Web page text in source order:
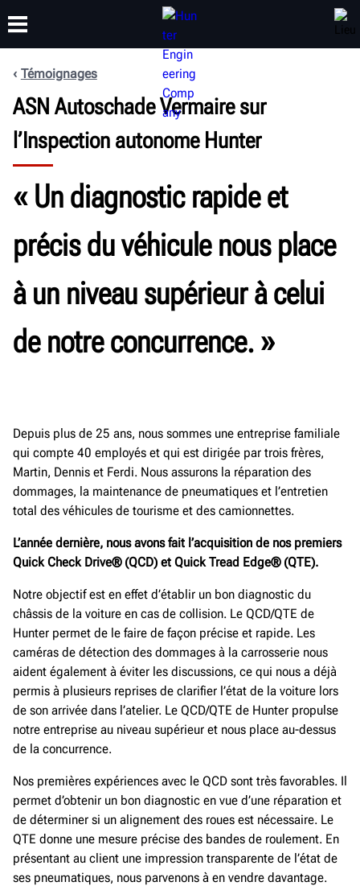
PRODUITS ASSISTANCE
FORMATION
À PROPOS DE
Témoignages
ASN Autoschade Vermaire sur
l’Inspection autonome Hunter
« Un diagnostic rapide et
précis du véhicule nous place
à un niveau supérieur à celui
de notre concurrence. »
Depuis plus de 25 ans, nous sommes une entreprise familiale
qui compte 40 employés et qui est dirigée par trois frères,
Martin, Dennis et Ferdi. Nous assurons la réparation des
dommages, la maintenance de pneumatiques et l’entretien
total des véhicules de tourisme et des camionnettes.
L’année dernière, nous avons fait l’acquisition de nos premiers
Quick Check Drive® (QCD) et Quick Tread Edge® (QTE).
Notre objectif est en effet d’établir un bon diagnostic du
châssis de la voiture en cas de collision. Le QCD/QTE de
Hunter permet de le faire de façon précise et rapide. Les
caméras de détection des dommages à la carrosserie nous
aident également à éviter les discussions, ce qui nous a déjà
permis à plusieurs reprises de clarifier l’état de la voiture lors
de son arrivée dans l’atelier. Le QCD/QTE de Hunter propulse
notre entreprise au niveau supérieur et nous place au-dessus
de la concurrence.
Nos premières expériences avec le QCD sont très favorables. Il
permet d’obtenir un bon diagnostic en vue d’une réparation et
de déterminer si un alignement des roues est nécessaire. Le
QTE donne une mesure précise des bandes de roulement. En
présentant au client une impression transparente de l’état de
ses pneumatiques, nous parvenons à en vendre davantage.